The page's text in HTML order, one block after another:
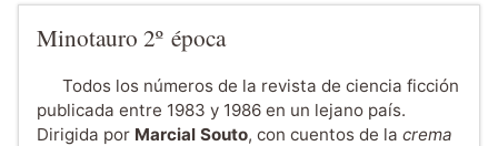
Minotauro 2º época
Todos los números de la revista de ciencia ficción
publicada entre 1983 y 1986 en un lejano país.
Dirigida por Marcial Souto, con cuentos de la crema